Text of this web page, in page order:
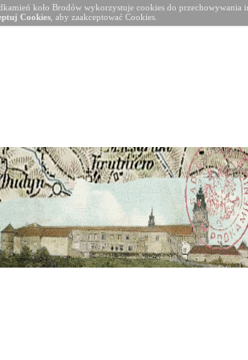
koło Brodów wykorzystuje cookies do
Cookies , aby zaakceptować Cookies.